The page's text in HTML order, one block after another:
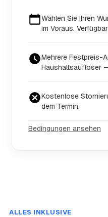
Wählen Sie Ihren
im Voraus.
Mehrere Festpreis-
Haushaltsauflöser
Kostenlose
dem Termin.
Bedingungen ansehen
ALLES INKLUSIVE